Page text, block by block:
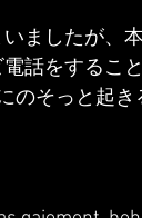
ましたが、
話をするこ
のそっと起